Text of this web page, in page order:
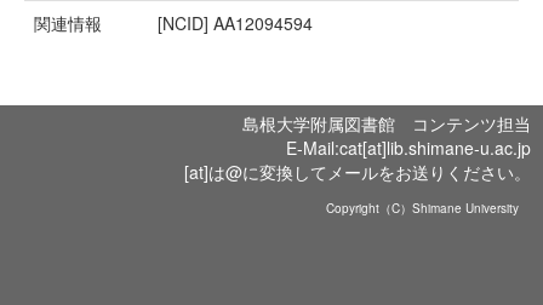
関連情報
[NCID] AA12094594
島根大学附属図書館 コンテンツ担当
E-Mail:cat[at]lib.shimane-u.ac.jp
[at]は@に変換してメールをお送りください。
Copyright（C）Shimane University